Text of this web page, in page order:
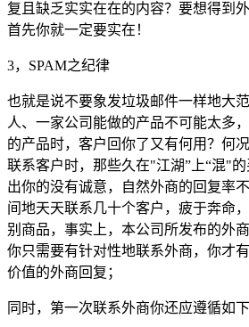
复且缺乏实实在在的内容？要想得到
首先你就一定要实在！
3，SPAM之纪律
也就是说不要象发垃圾邮件一样地大
人、一家公司能做的产品不可能太多
的产品时，客户回你了又有何用？何
联系客户时，那些久在"江湖”上“混"
出你的没有诚意，自然外商的回复率
间地天天联系几十个客户，疲于奔命
别商品，事实上，本公司所发布的外
你只需要有针对性地联系外商，你才
价值的外商回复；
同时，第一次联系外商你还应遵循如下